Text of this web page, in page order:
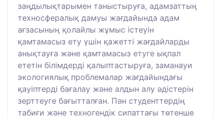
заңдылықтарымен таныстыруға, адамзаттың
техносфералық дамуы жағдайында адам
ағзасының қолайлы жұмыс істеуін
қамтамасыз ету үшін қажетті жағдайларды
анықтауға және қамтамасыз етуге ықпал
ететін білімдерді қалыптастыруға, заманауи
экологиялық проблемалар жағдайындағы
қауіптерді бағалау және алдын алу әдістерін
зерттеуге бағытталған. Пән студенттердің
табиғи және техногендік сипаттағы төтенше